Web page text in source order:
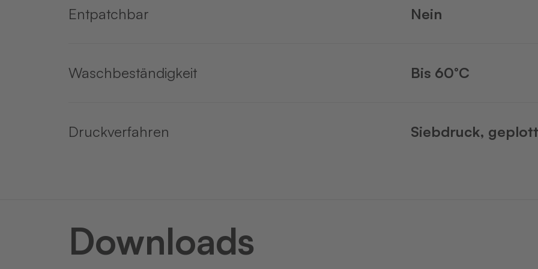
Entpatchbar Nein
Waschbeständigkeit Bis 60°C
Druckverfahren Siebdruck,
Downloads